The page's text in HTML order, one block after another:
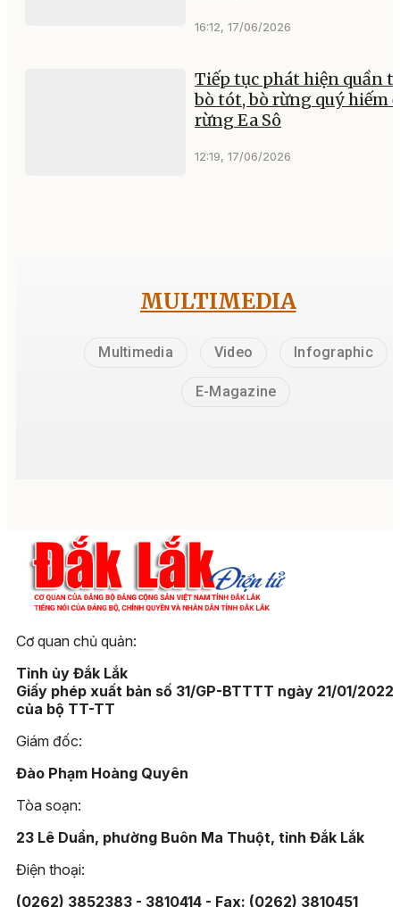
16:12, 17/06/2026
Tiếp tục phát hiện quần
bò tót, bò rừng quý hiếm
rừng Ea Sô
12:19, 17/06/2026
MULTIMEDIA
Multimedia Video Infographic
E-Magazine
Cơ quan chủ quản:
Tỉnh ủy Đắk Lắk
Giấy phép xuất bản số 31/GP-BTTTT ngày 21/01/2022
của bộ TT-TT
Giám đốc:
Đào Phạm Hoàng Quyên
Tòa soạn:
23 Lê Duẩn, phường Buôn Ma Thuột, tỉnh Đắk Lắk
Điện thoại:
(0262) 3852383 - 3810414 - Fax: (0262) 3810451